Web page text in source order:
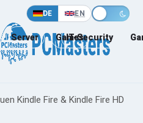
DE EN
Server Games
IT-Security
Kindle Fire & Kindle Fire HD